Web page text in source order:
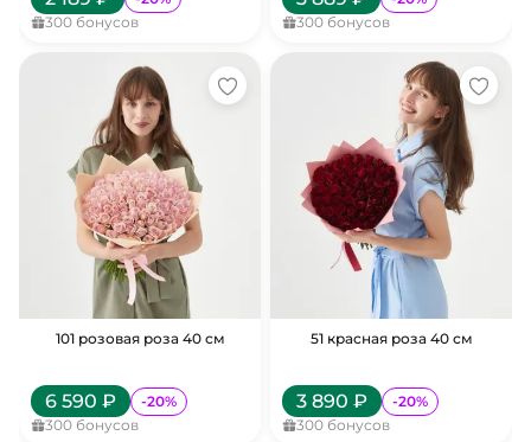
300 бонусов
300 бонусов
101 розовая роза 40 см
6 590 ₽ -20%
300 бонусов
51 красная роза 40 см
3 890 ₽ -20%
300 бонусов